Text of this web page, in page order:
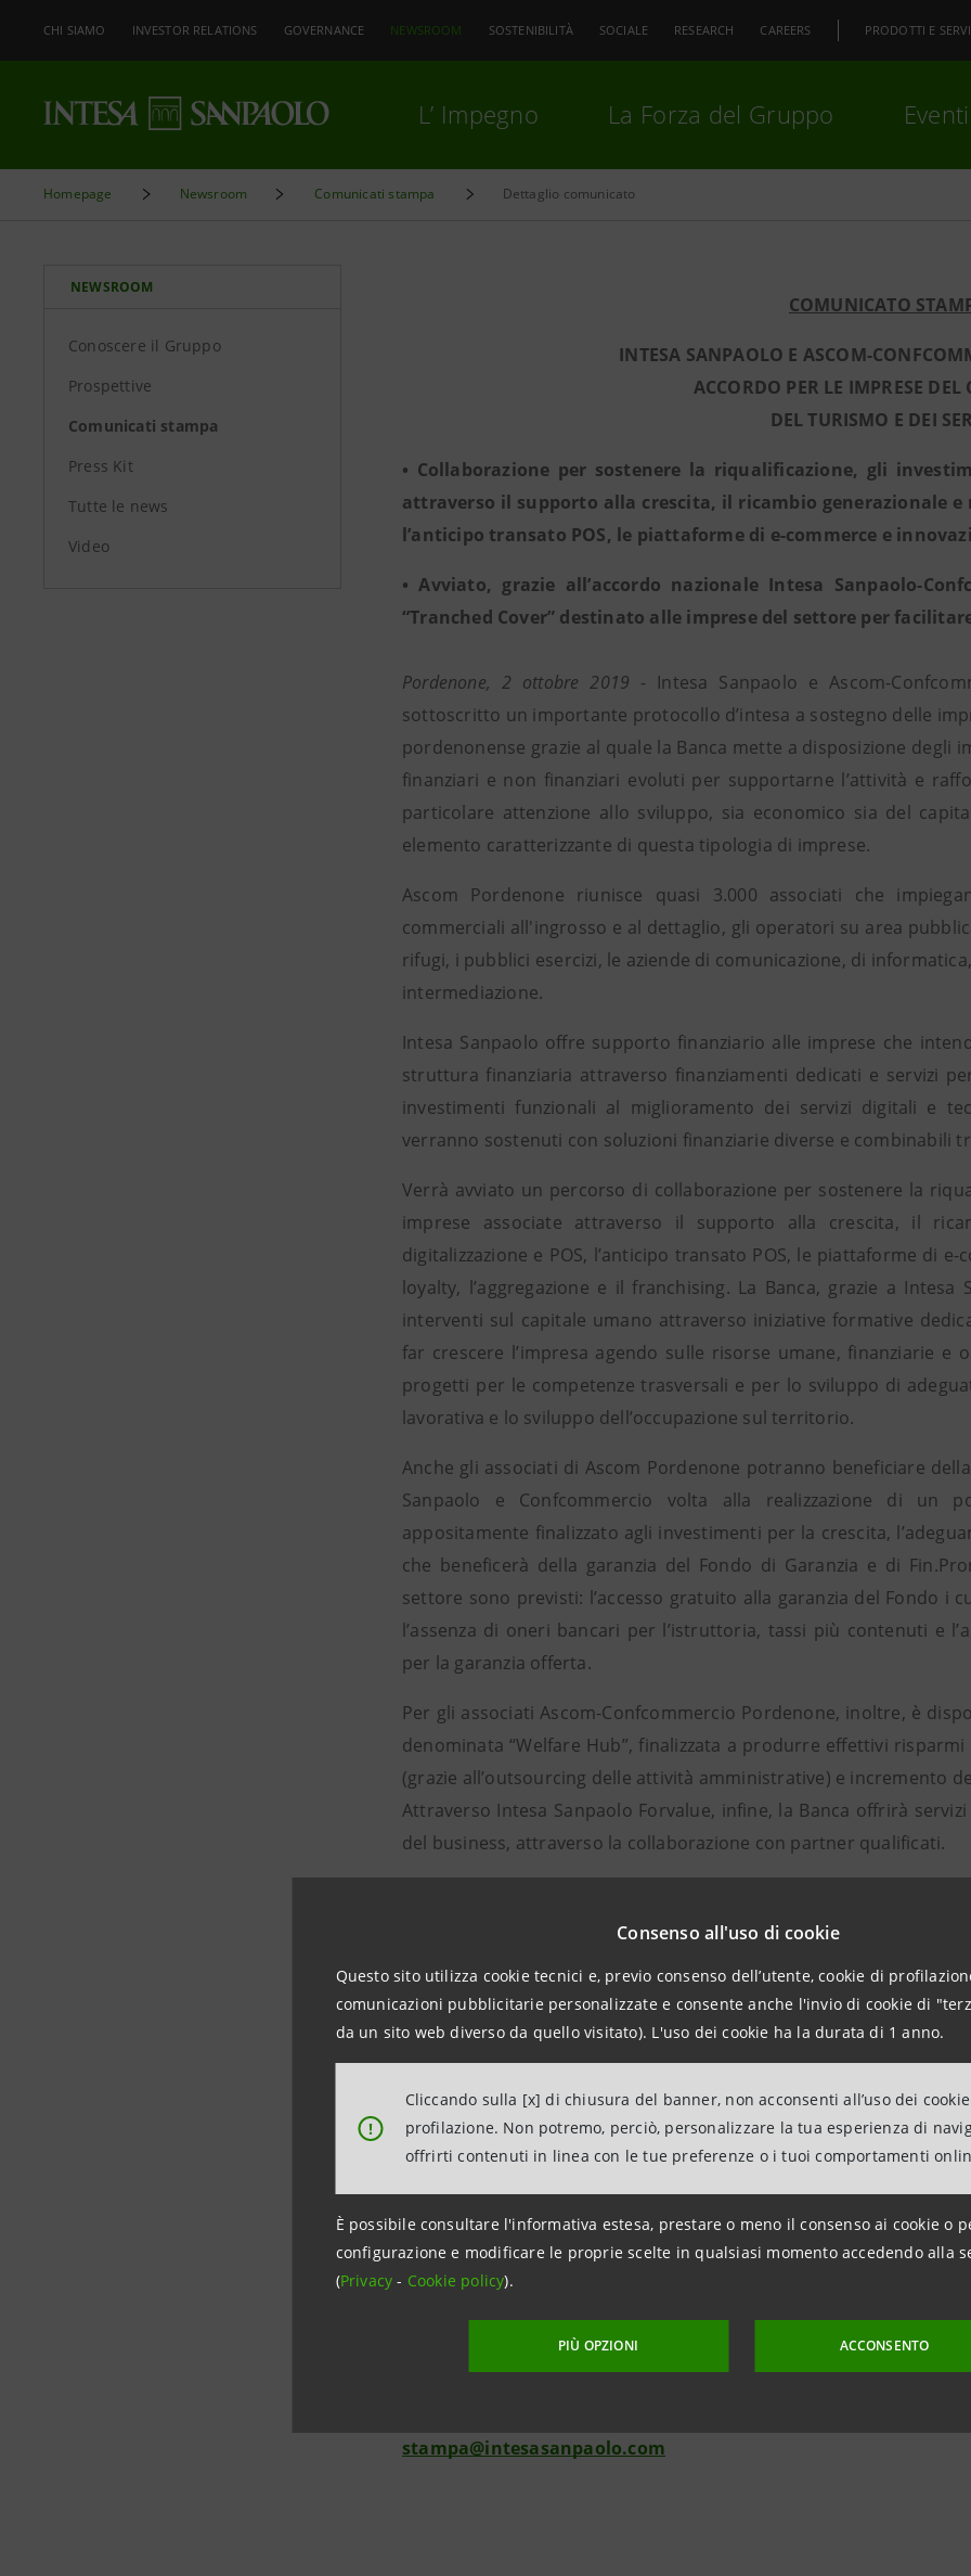
Consenso all'uso di cookie
Questo sito utilizza cookie tecnici e, previo consenso dell’utente, cookie di
comunicazioni pubblicitarie personalizzate e consente anche l'invio di cookie di
da un sito web diverso da quello visitato). L'uso dei cookie ha la durata di 1 anno.
!
Cliccando sulla [x] di chiusura del banner, non acconsenti all’uso dei
profilazione. Non potremo, perciò, personalizzare la tua esperienza di
offrirti contenuti in linea con le tue preferenze o i tuoi comportamenti
È possibile consultare l'informativa estesa, prestare o meno il consenso ai cookie o
configurazione e modificare le proprie scelte in qualsiasi momento accedendo alla
(Privacy- Cookie policy).
PIÙ OPZIONI ACCONSENTO
CHI SIAMO INVESTOR RELATIONS GOVERNANCE NEWSROOM SOSTENIBILITÀ SOCIALE RESEARCH CAREERS PRODOTTI E
L’ Impegno La Forza del Gruppo
Homepage Newsroom Comunicati stampa Dettaglio comunicato
NEWSROOM
Conoscere il Gruppo
Prospettive
Comunicati stampa
Press Kit
Tutte le news
Video
COMUNICATO
INTESA SANPAOLO E ASCOM-
ACCORDO PER LE IMPRESE DEL
DEL TURISMO E DEI
• Collaborazione per sostenere la riqualificazione, gli
attraverso il supporto alla crescita, il ricambio generazionale e
l’anticipo transato POS, le piattaforme di e-commerce e
• Avviato, grazie all’accordo nazionale Intesa Sanpaolo-
“Tranched Cover” destinato alle imprese del settore per
Pordenone, 2 ottobre 2019 - Intesa Sanpaolo e Ascom-
sottoscritto un importante protocollo d’intesa a sostegno delle
pordenonense grazie al quale la Banca mette a disposizione degli
finanziari e non finanziari evoluti per supportarne l’attività e
particolare attenzione allo sviluppo, sia economico sia del
elemento caratterizzante di questa tipologia di imprese.
Ascom Pordenone riunisce quasi 3.000 associati che
commerciali all'ingrosso e al dettaglio, gli operatori su area
rifugi, i pubblici esercizi, le aziende di comunicazione, di
intermediazione.
Intesa Sanpaolo offre supporto finanziario alle imprese che
struttura finanziaria attraverso finanziamenti dedicati e servizi
investimenti funzionali al miglioramento dei servizi digitali e
verranno sostenuti con soluzioni finanziarie diverse e combinabili
Verrà avviato un percorso di collaborazione per sostenere la
imprese associate attraverso il supporto alla crescita, il
digitalizzazione e POS, l’anticipo transato POS, le piattaforme di
loyalty, l’aggregazione e il franchising. La Banca, grazie a
interventi sul capitale umano attraverso iniziative formative
far crescere l’impresa agendo sulle risorse umane, finanziarie e
progetti per le competenze trasversali e per lo sviluppo di
lavorativa e lo sviluppo dell’occupazione sul territorio.
Anche gli associati di Ascom Pordenone potranno beneficiare
Sanpaolo e Confcommercio volta alla realizzazione di un
appositamente finalizzato agli investimenti per la crescita,
che beneficerà della garanzia del Fondo di Garanzia e di
settore sono previsti: l’accesso gratuito alla garanzia del Fondo i
l’assenza di oneri bancari per l’istruttoria, tassi più contenuti e
per la garanzia offerta.
Per gli associati Ascom-Confcommercio Pordenone, inoltre, è
denominata “Welfare Hub”, finalizzata a produrre effettivi
(grazie all’outsourcing delle attività amministrative) e incremento
Attraverso Intesa Sanpaolo Forvalue, infine, la Banca offrirà
del business, attraverso la collaborazione con partner qualificati.
Per Intesa Sanpaolo il sostegno allo sviluppo delle micro, piccole e
alla crescita della economia di tutto il Paese.- dichiara Renzo
Le piccole imprese del
paese la rete attraverso la quale si muove gran parte
affinché le aziende investano nel futuro per rendersi sempre più
Per il presidente provinciale di Confcommercio, Alberto
rinnovamento e di crescita del settore Terziario, soprattutto in un
ancora lenta. Per questo saremo accanto ai nostri imprenditori
Per informazioni
Intesa Sanpaolo
Rapporti con i Media – Banca dei Territori e Media locali
stampa@intesasanpaolo.com